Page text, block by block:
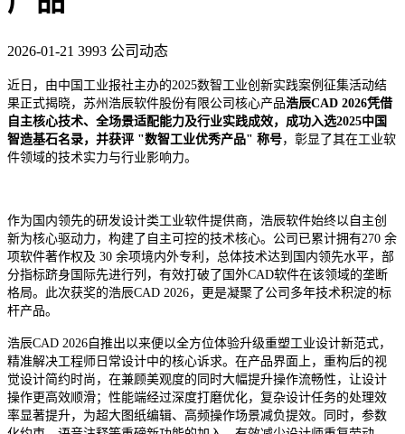
2026-01-21 3993 公司动态
近日，由中国工业报社主办的2025数智工业创新实践案例征集活动结
果正式揭晓，苏州浩辰软件股份有限公司核心产品浩辰CAD 2026凭借
自主核心技术、全场景适配能力及行业实践成效，成功入选2025中国
智造基石名录，并获评 "数智工业优秀产品" 称号， 彰显了其在工业软
件领域的技术实力与行业影响力。
作为国内领先的研发设计类工业软件提供商，浩辰软件始终以自主创
新为核心驱动力，构建了自主可控的技术核心。公司已累计拥有270 余
项软件著作权及 30 余项境内外专利，总体技术达到国内领先水平，部
分指标跻身国际先进行列，有效打破了国外CAD软件在该领域的垄断
格局。此次获奖的浩辰CAD 2026，更是凝聚了公司多年技术积淀的标
杆产品。
浩辰CAD 2026自推出以来便以全方位体验升级重塑工业设计新范式，
精准解决工程师日常设计中的核心诉求。在产品界面上，重构后的视
觉设计简约时尚，在兼顾美观度的同时大幅提升操作流畅性，让设计
操作更高效顺滑；性能端经过深度打磨优化，复杂设计任务的处理效
率显著提升，为超大图纸编辑、高频操作场景减负提效。同时，参数